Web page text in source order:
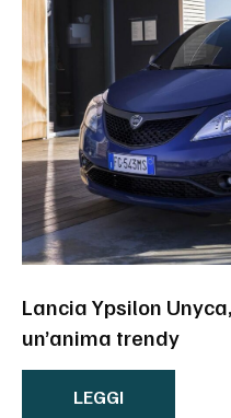
Lancia Ypsilon
un’anima trendy
LEGGI